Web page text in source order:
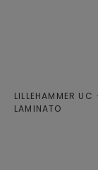
LILLEHAMMER UC
LAMINATO